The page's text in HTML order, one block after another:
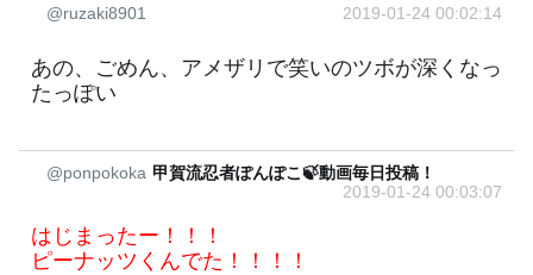
@ruzaki8901 2019-01-24 00:02:14
あの、ごめん、アメザリで笑いのツボが深くなっ
たっぽい
@ponpokoka 甲賀流忍者ぽんぽこ🍃動画毎日投稿！
2019-01-24 00:03:07
はじまったー！！！
ピーナッツくんでた！！！！